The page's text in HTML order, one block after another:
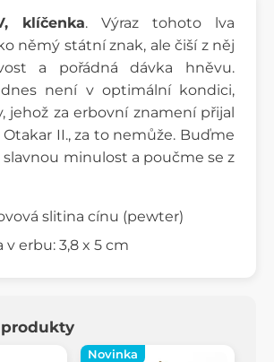
klíčenka. Výraz tohoto lva
němý státní znak, ale čiší z něj
a pořádná dávka hněvu.
dnes není v optimální kondici,
jehož za erbovní znamení přijal
Otakar II., za to nemůže. Buďme
slavnou minulost a poučme se z
slitina cínu (pewter)
v erbu: 3,8 x 5 cm
Novinka